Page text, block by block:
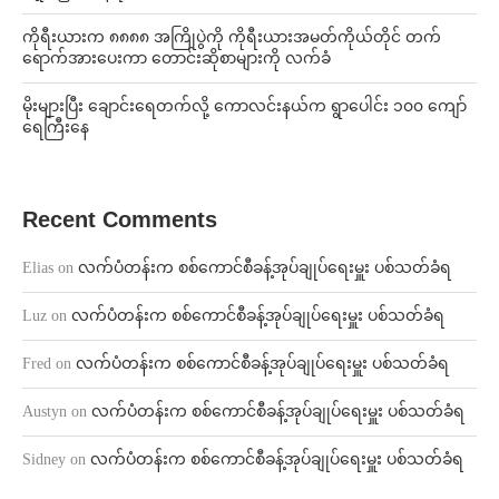
ကိုရီးယားက ၈၈၈၈ အကြိုပွဲကို ကိုရီးယားအမတ်ကိုယ်တိုင် တက်
ရောက်အားပေးကာ တောင်းဆိုစာများကို လက်ခံ
⁨မိုးများပြီး ချောင်းရေတက်လို့ ကောလင်းနယ်က ရွာပေါင်း ၁၀၀ ကျော်
ရေကြီးနေ
Recent Comments
Elias on လက်ပံတန်းက စစ်ကောင်စီခန့်အုပ်ချုပ်ရေးမှူး ပစ်သတ်ခံရ
Luz on လက်ပံတန်းက စစ်ကောင်စီခန့်အုပ်ချုပ်ရေးမှူး ပစ်သတ်ခံရ
Fred on လက်ပံတန်းက စစ်ကောင်စီခန့်အုပ်ချုပ်ရေးမှူး ပစ်သတ်ခံရ
Austyn on လက်ပံတန်းက စစ်ကောင်စီခန့်အုပ်ချုပ်ရေးမှူး ပစ်သတ်ခံရ
Sidney on လက်ပံတန်းက စစ်ကောင်စီခန့်အုပ်ချုပ်ရေးမှူး ပစ်သတ်ခံရ